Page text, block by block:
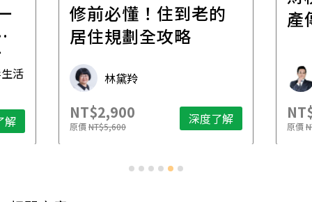
活
解
修前必懂！住到老的
居住規劃全攻略
林黛羚
NT$2,900
原價NT$5,600 深度了解
產
原價